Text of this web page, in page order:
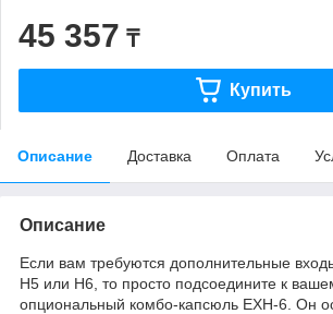
45 357 ₸
Купить
Описание Доставка Оплата
Описание
Если вам требуются дополнительные
H5 или H6, то просто подсоедините к
опциональный комбо-капсюль EXH-6. Он